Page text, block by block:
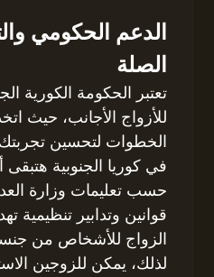
الدعم الحكومي
الصلة
تعتبر الحكومة الكورية
للأزواج الأجانب، حيث
الخطوات لتحسين
في كوريا الجنوبية
حسب تعليمات وزارة
قوانين وتدابير تنظيمية
الزواج للأشخاص من
لذلك، يمكن للزوجين